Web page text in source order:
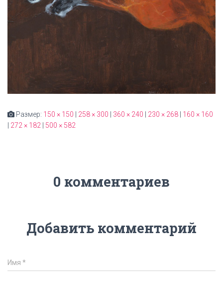
Размер: 150 × 150 | 258 × 300 | 360 × 240 | 230 × 268 | 160 × 160
| 272 × 182 | 500 × 582
0 комментариев
Добавить комментарий
Имя *